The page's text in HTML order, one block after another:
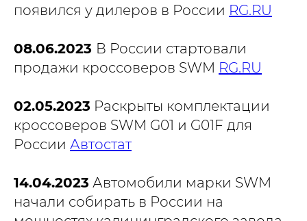
появился у дилеров в России RG.RU
08.06.2023 В России стартовали
продажи кроссоверов SWM RG.RU
02.05.2023 Раскрыты комплектации
кроссоверов SWM G01 и G01F для
России Автостат
14.04.2023 Автомобили марки SWM
начали собирать в России на